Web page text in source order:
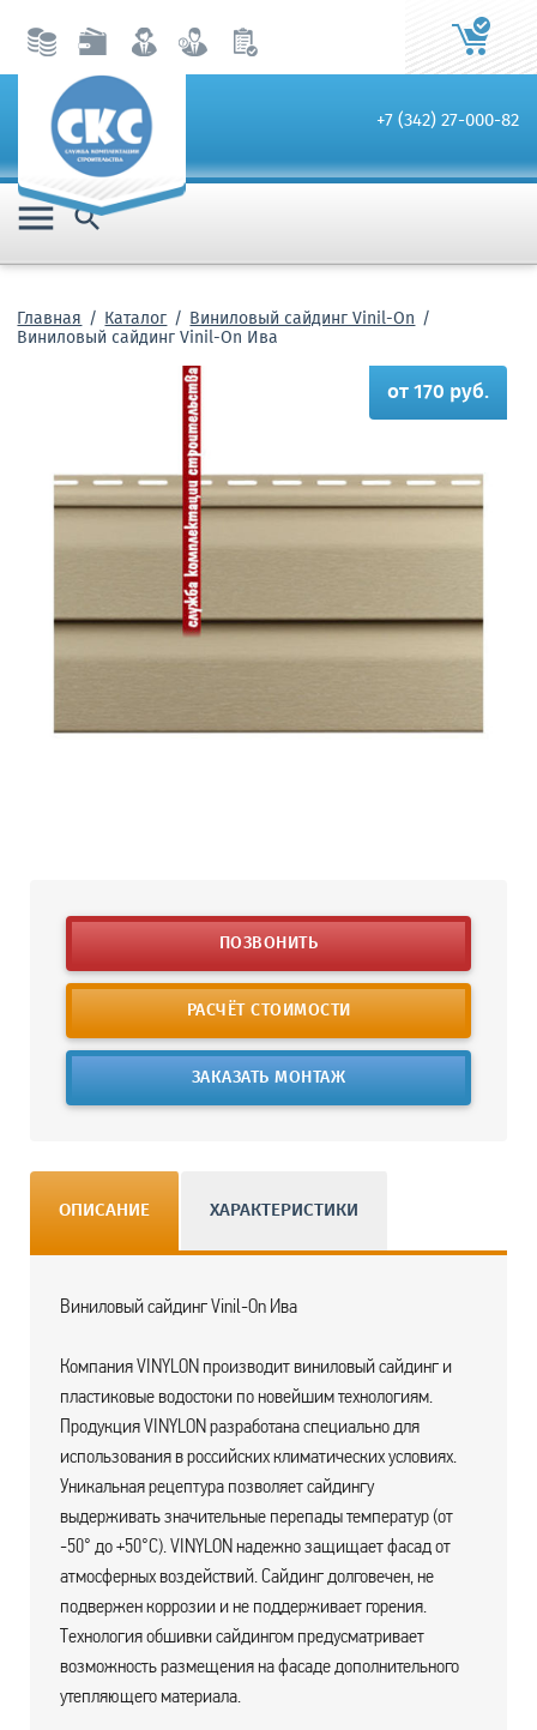
+7 (342) 27-000-82
 
Главная Каталог Виниловый сайдинг Vinil-On
Виниловый сайдинг Vinil-On Ива
от 170 руб.
ПОЗВОНИТЬ
РАСЧЁТ СТОИМОСТИ
ЗАКАЗАТЬ МОНТАЖ
ОПИСАНИЕ ХАРАКТЕРИСТИКИ
Виниловый сайдинг Vinil-On Ива
Компания VINYLON производит виниловый сайдинг и
пластиковые водостоки по новейшим технологиям.
Продукция VINYLON разработана специально для
использования в российских климатических условиях.
Уникальная рецептура позволяет сайдингу
выдерживать значительные перепады температур (от
-50° до +50°С). VINYLON надежно защищает фасад от
атмосферных воздействий. Сайдинг долговечен, не
подвержен коррозии и не поддерживает горения.
Технология обшивки сайдингом предусматривает
возможность размещения на фасаде дополнительного
утепляющего материала.